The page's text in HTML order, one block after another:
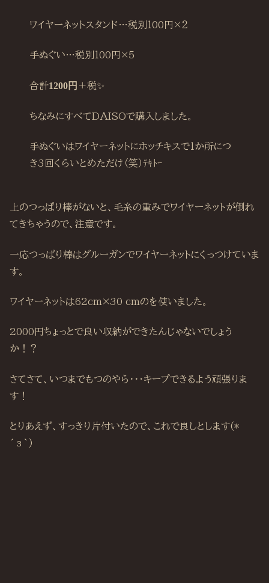
ワイヤーネットスタンド…税別100円×２
手ぬぐい…税別100円×５
合計1200円 ＋税✨
ちなみにすべてDAISOで購入しました。
手ぬぐいはワイヤーネットにホッチキスで1か所につ
き3回くらいとめただけ（笑）ﾃｷﾄｰ
上のつっぱり棒がないと、毛糸の重みでワイヤーネットが倒れ
てきちゃうので、注意です。
一応つっぱり棒はグルーガンでワイヤーネットにくっつけていま
す。
ワイヤーネットは62cm×30 cmのを使いました。
2000円ちょっとで良い収納ができたんじゃないでしょう
か！？
さてさて、いつまでもつのやら・・・キープできるよう頑張りま
す！
とりあえず、すっきり片付いたので、これで良しとします(*
´з`)